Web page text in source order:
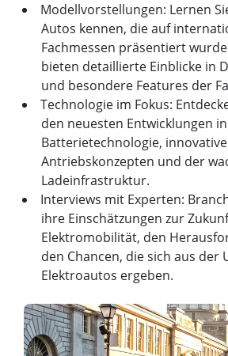
Modellvorstellungen: Lernen
Autos kennen, die auf
Fachmessen präsentiert
bieten detaillierte Einblicke in
und besondere Features der
Technologie im Fokus:
den neuesten Entwicklungen
Batterietechnologie,
Antriebskonzepten und der
Ladeinfrastruktur.
Interviews mit Experten:
ihre Einschätzungen zur
Elektromobilität, den
den Chancen, die sich aus der
Elektroautos ergeben.